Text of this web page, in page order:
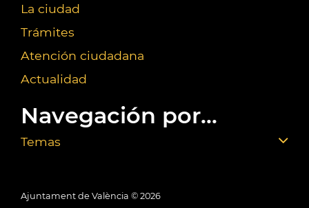
La ciudad
Trámites
Atención ciudadana
Actualidad
Navegación por...
Temas
Ajuntament de València © 2026